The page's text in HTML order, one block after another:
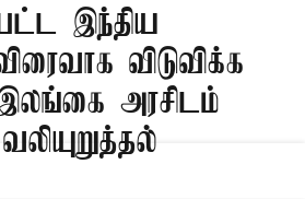
இந்திய
விடுவிக்க
அரசிடம்